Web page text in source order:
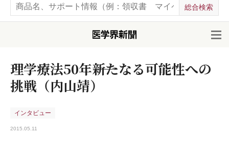
理学療法50年――新たなる可能性への
挑戦（内山靖）
インタビュー
2015.05.11